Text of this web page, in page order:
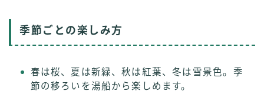
季節ごとの楽しみ方
春は桜、夏は新緑、秋は紅葉、冬は雪景色。季
節の移ろいを湯船から楽しめます。